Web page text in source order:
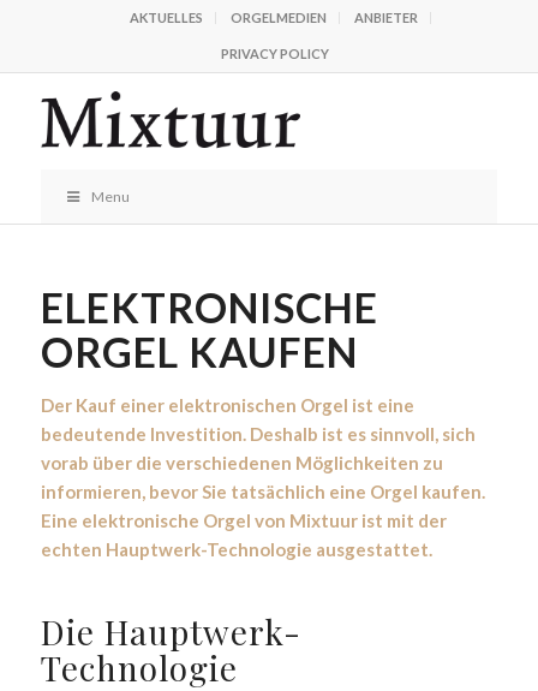
AKTUELLES ORGELMEDIEN ANBIETER
PRIVACY POLICY
Menu
ELEKTRONISCHE
ORGEL KAUFEN
Der Kauf einer elektronischen Orgel ist eine
bedeutende Investition. Deshalb ist es sinnvoll, sich
vorab über die verschiedenen Möglichkeiten zu
informieren, bevor Sie tatsächlich eine Orgel kaufen.
Eine elektronische Orgel von Mixtuur ist mit der
echten Hauptwerk-Technologie ausgestattet.
Die Hauptwerk-
Technologie